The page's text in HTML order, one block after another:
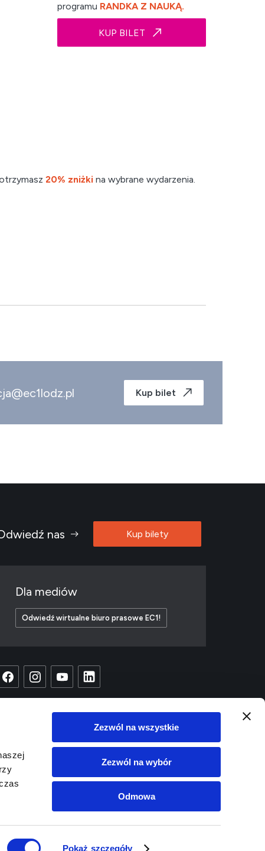
Pokaż szczegóły
Zezwól na wszystkie
Zezwól na wybór
Odmowa
programu RANDKA Z NAUKĄ.
KUP BILET
20% zniżki na wybrane wydarzenia.
Kup bilet
nas Kup bilety
Dla mediów
Odwiedź wirtualne biuro prasowe EC1!
Copyright © 2023 EC1 Projekt i wykonanie: White Tiger